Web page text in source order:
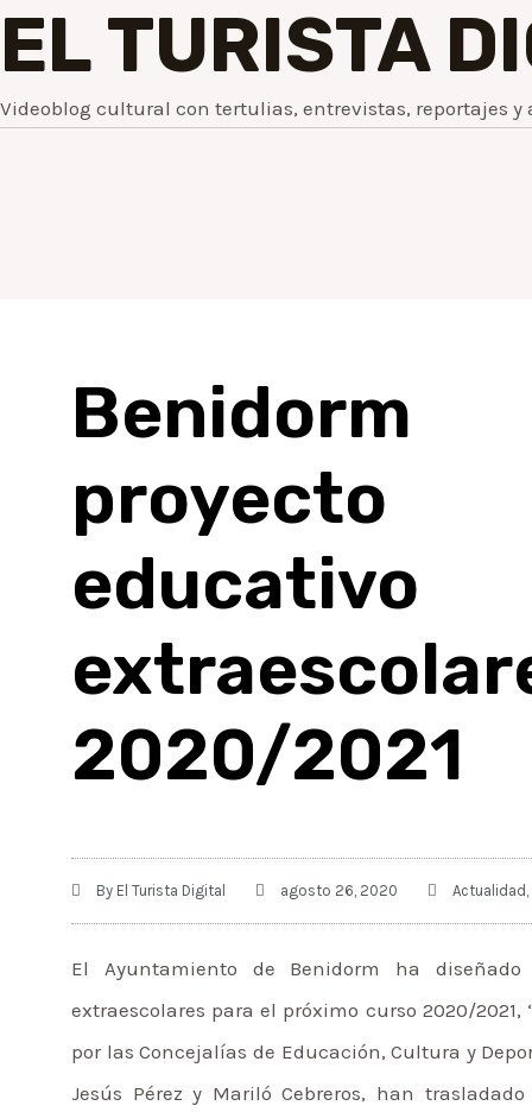
EL TURISTA
Videoblog cultural con tertulias, entrevistas, reportajes y
proyecto
educativo
2020/2021
By El Turista Digital agosto 26, 2020 Actualidad
El Ayuntamiento de Benidorm ha
extraescolares para el próximo curso 2020/
por las Concejalías de Educación, Cultura y
Jesús Pérez y Mariló Cebreros, han